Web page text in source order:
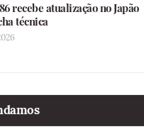
recebe atualização no Japão
técnica